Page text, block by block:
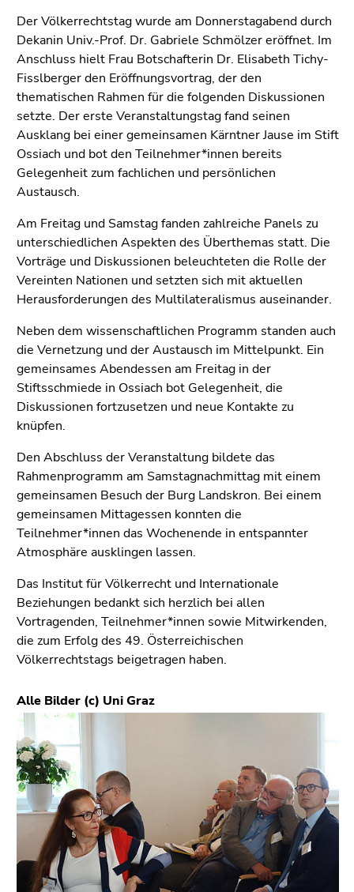
(Zugriffstaste
9)
Der Völkerrechtstag wurde am Donnerstagabend durch
Dekanin Univ.-Prof. Dr. Gabriele Schmölzer eröffnet. Im
Anschluss hielt Frau Botschafterin Dr. Elisabeth Tichy-
Fisslberger den Eröffnungsvortrag, der den
thematischen Rahmen für die folgenden Diskussionen
setzte. Der erste Veranstaltungstag fand seinen
Ausklang bei einer gemeinsamen Kärntner Jause im Stift
Ossiach und bot den Teilnehmer*innen bereits
Gelegenheit zum fachlichen und persönlichen
Austausch.
Am Freitag und Samstag fanden zahlreiche Panels zu
unterschiedlichen Aspekten des Überthemas statt. Die
Vorträge und Diskussionen beleuchteten die Rolle der
Vereinten Nationen und setzten sich mit aktuellen
Herausforderungen des Multilateralismus auseinander.
Neben dem wissenschaftlichen Programm standen auch
die Vernetzung und der Austausch im Mittelpunkt. Ein
gemeinsames Abendessen am Freitag in der
Stiftsschmiede in Ossiach bot Gelegenheit, die
Diskussionen fortzusetzen und neue Kontakte zu
knüpfen.
Den Abschluss der Veranstaltung bildete das
Rahmenprogramm am Samstagnachmittag mit einem
gemeinsamen Besuch der Burg Landskron. Bei einem
gemeinsamen Mittagessen konnten die
Teilnehmer*innen das Wochenende in entspannter
Atmosphäre ausklingen lassen.
Das Institut für Völkerrecht und Internationale
Beziehungen bedankt sich herzlich bei allen
Vortragenden, Teilnehmer*innen sowie Mitwirkenden,
die zum Erfolg des 49. Österreichischen
Völkerrechtstags beigetragen haben.
Alle Bilder (c) Uni Graz